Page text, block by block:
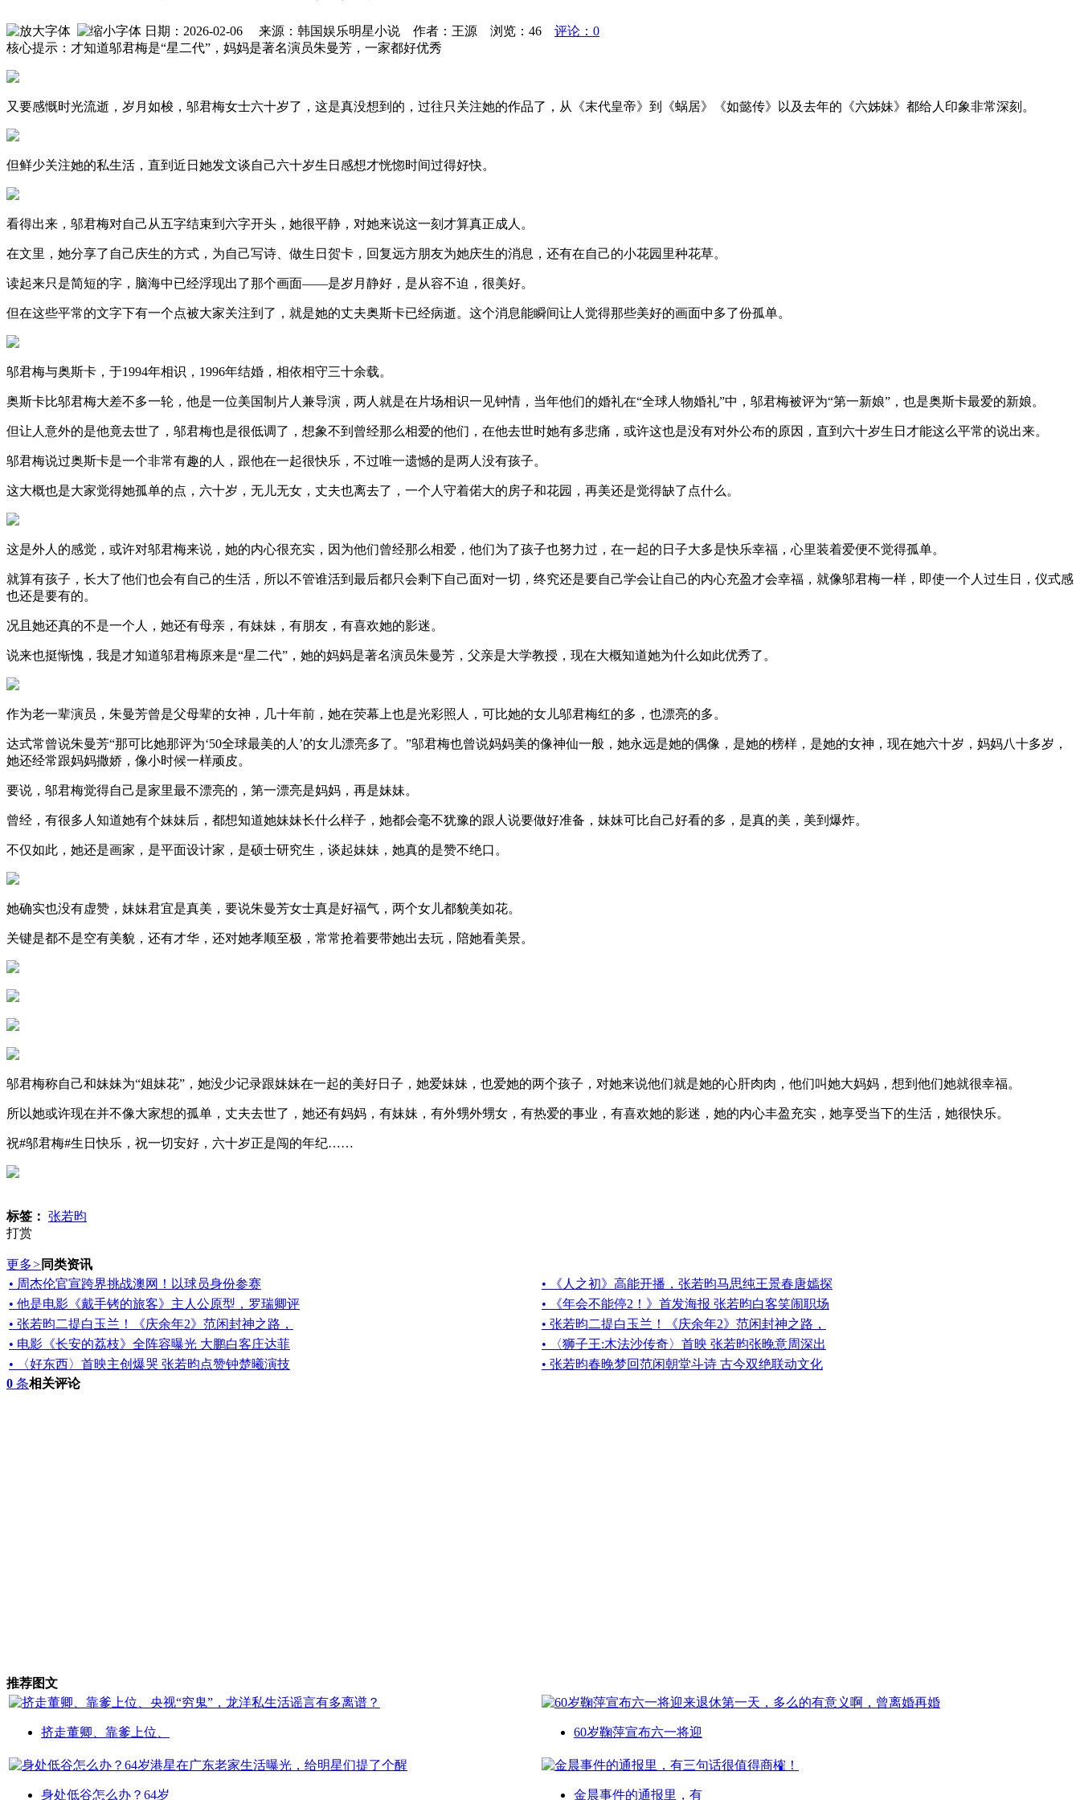
日期：2026-02-06 来源：韩国娱乐明星小说 作者：王源 浏览： 46
评论：0
核心提示：才知道邬君梅是“星二代”，妈妈是著名演员朱曼芳，一家都好优秀
又要感慨时光流逝，岁月如梭，邬君梅女士六十岁了，这是真没想到的，过往只关注她的作品了，从《末代皇帝》到《蜗居》《如懿传》以及去年的《六姊妹》都给人印象非常深刻。
但鲜少关注她的私生活，直到近日她发文谈自己六十岁生日感想才恍惚时间过得好快。
看得出来，邬君梅对自己从五字结束到六字开头，她很平静，对她来说这一刻才算真正成人。
在文里，她分享了自己庆生的方式，为自己写诗、做生日贺卡，回复远方朋友为她庆生的消息，还有在自己的小花园里种花草。
读起来只是简短的字，脑海中已经浮现出了那个画面——是岁月静好，是从容不迫，很美好。
但在这些平常的文字下有一个点被大家关注到了，就是她的丈夫奥斯卡已经病逝。这个消息能瞬间让人觉得那些美好的画面中多了份孤单。
邬君梅与奥斯卡，于1994年相识，1996年结婚，相依相守三十余载。
奥斯卡比邬君梅大差不多一轮，他是一位美国制片人兼导演，两人就是在片场相识一见钟情，当年他们的婚礼在“全球人物婚礼”中，邬君梅被评为“第一新娘”，也是奥斯卡最爱的新娘。
但让人意外的是他竟去世了，邬君梅也是很低调了，想象不到曾经那么相爱的他们，在他去世时她有多悲痛，或许这也是没有对外公布的原因，直到六十岁生日才能这么平常的说出来。
邬君梅说过奥斯卡是一个非常有趣的人，跟他在一起很快乐，不过唯一遗憾的是两人没有孩子。
这大概也是大家觉得她孤单的点，六十岁，无儿无女，丈夫也离去了，一个人守着偌大的房子和花园，再美还是觉得缺了点什么。
这是外人的感觉，或许对邬君梅来说，她的内心很充实，因为他们曾经那么相爱，他们为了孩子也努力过，在一起的日子大多是快乐幸福，心里装着爱便不觉得孤单。
就算有孩子，长大了他们也会有自己的生活，所以不管谁活到最后都只会剩下自己面对一切，终究还是要自己学会让自己的内心充盈才会幸福，就像邬君梅一样，即使一个人过生日，仪式感
也还是要有的。
况且她还真的不是一个人，她还有母亲，有妹妹，有朋友，有喜欢她的影迷。
说来也挺惭愧，我是才知道邬君梅原来是“星二代”，她的妈妈是著名演员朱曼芳，父亲是大学教授，现在大概知道她为什么如此优秀了。
作为老一辈演员，朱曼芳曾是父母辈的女神，几十年前，她在荧幕上也是光彩照人，可比她的女儿邬君梅红的多，也漂亮的多。
达式常曾说朱曼芳“那可比她那评为‘50全球最美的人’的女儿漂亮多了。”邬君梅也曾说妈妈美的像神仙一般，她永远是她的偶像，是她的榜样，是她的女神，现在她六十岁，妈妈八十多岁，
她还经常跟妈妈撒娇，像小时候一样顽皮。
要说，邬君梅觉得自己是家里最不漂亮的，第一漂亮是妈妈，再是妹妹。
曾经，有很多人知道她有个妹妹后，都想知道她妹妹长什么样子，她都会毫不犹豫的跟人说要做好准备，妹妹可比自己好看的多，是真的美，美到爆炸。
不仅如此，她还是画家，是平面设计家，是硕士研究生，谈起妹妹，她真的是赞不绝口。
她确实也没有虚赞，妹妹君宜是真美，要说朱曼芳女士真是好福气，两个女儿都貌美如花。
关键是都不是空有美貌，还有才华，还对她孝顺至极，常常抢着要带她出去玩，陪她看美景。
邬君梅称自己和妹妹为“姐妹花”，她没少记录跟妹妹在一起的美好日子，她爱妹妹，也爱她的两个孩子，对她来说他们就是她的心肝肉肉，他们叫她大妈妈，想到他们她就很幸福。
所以她或许现在并不像大家想的孤单，丈夫去世了，她还有妈妈，有妹妹，有外甥外甥女，有热爱的事业，有喜欢她的影迷，她的内心丰盈充实，她享受当下的生活，她很快乐。
祝#邬君梅#生日快乐，祝一切安好，六十岁正是闯的年纪……
标签： 张若昀
打赏
更多> 同类资讯
• 周杰伦官宣跨界挑战澳网！以球员身份参赛
• 《人之初》高能开播，张若昀马思纯王景春唐嫣探
• 他是电影《戴手铐的旅客》主人公原型，罗瑞卿评
• 《年会不能停2！》首发海报 张若昀白客笑闹职场
• 张若昀二提白玉兰！《庆余年2》范闲封神之路，
• 张若昀二提白玉兰！《庆余年2》范闲封神之路，
• 电影《长安的荔枝》全阵容曝光 大鹏白客庄达菲
• 〈狮子王:木法沙传奇〉首映 张若昀张晚意周深出
• 〈好东西〉首映主创爆哭 张若昀点赞钟楚曦演技
• 张若昀春晚梦回范闲朝堂斗诗 古今双绝联动文化
0 条相关评论
推荐图文
挤走董卿、靠爹上位、 60岁鞠萍宣布六一将迎
身处低谷怎么办？64岁 金晨事件的通报里，有